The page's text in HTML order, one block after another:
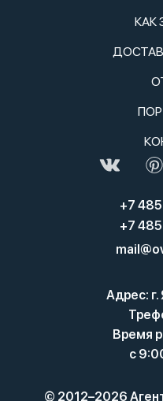
КАК
+7
+7
Адрес: г.
Время
с
© 2012–2026